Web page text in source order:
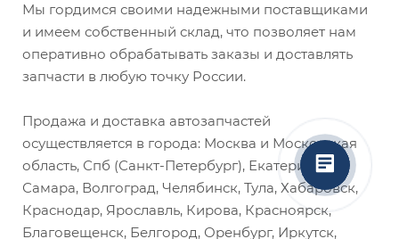
Мы гордимся своими надежными поставщиками
и имеем собственный склад, что позволяет нам
оперативно обрабатывать заказы и доставлять
запчасти в любую точку России.
Продажа и доставка автозапчастей
осуществляется в города: Москва и Московская
область, Спб (Санкт-Петербург), Екатеринбург,
Самара, Волгоград, Челябинск, Тула, Хабаровск,
Краснодар, Ярославль, Кирова, Красноярск,
Благовещенск, Белгород, Оренбург, Иркутск,